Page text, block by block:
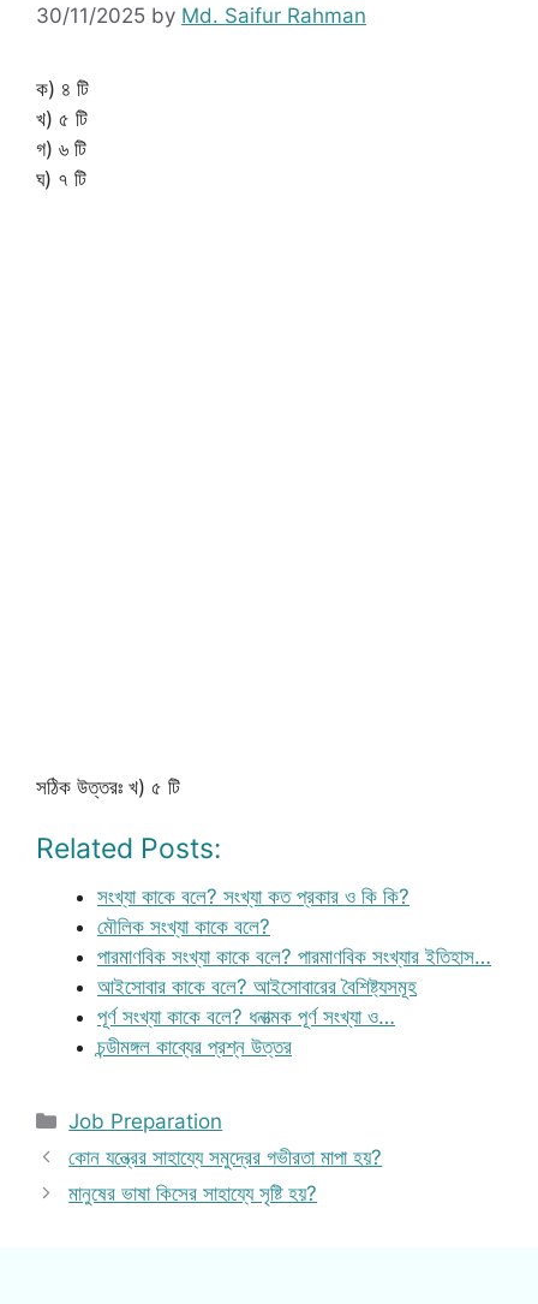
30/11/2025 by Md. Saifur Rahman
ক) ৪ টি
খ) ৫ টি
গ) ৬ টি
ঘ) ৭ টি
সঠিক উত্তরঃ খ) ৫ টি
Related Posts:
সংখ্যা কাকে বলে? সংখ্যা কত প্রকার ও কি কি?
মৌলিক সংখ্যা কাকে বলে?
পারমাণবিক সংখ্যা কাকে বলে? পারমাণবিক সংখ্যার ইতিহাস…
আইসোবার কাকে বলে? আইসোবারের বৈশিষ্ট্যসমূহ
পূর্ণ সংখ্যা কাকে বলে? ধনাত্মক পূর্ণ সংখ্যা ও…
চন্ডীমঙ্গল কাব্যের প্রশ্ন উত্তর
Categories
Job Preparation
কোন যন্ত্রের সাহায্যে সমুদ্রের গভীরতা মাপা হয়?
মানুষের ভাষা কিসের সাহায্যে সৃষ্টি হয়?